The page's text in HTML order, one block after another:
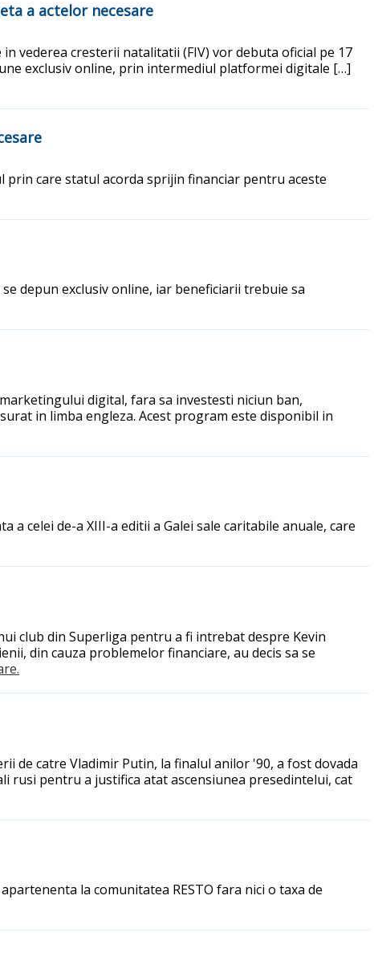
a actelor necesare
vederea cresterii natalitatii (FIV) vor debuta oficial pe 17
exclusiv online, prin intermediul platformei digitale […]
prin care statul acorda sprijin financiar pentru aceste
depun exclusiv online, iar beneficiarii trebuie sa
digital, fara sa investesti niciun ban,
in limba engleza. Acest program este disponibil in
celei de-a XIII-a editii a Galei sale caritabile anuale, care
club din Superliga pentru a fi intrebat despre Kevin
din cauza problemelor financiare, au decis sa se
de catre Vladimir Putin, la finalul anilor '90, a fost dovada
rusi pentru a justifica atat ascensiunea presedintelui, cat
la comunitatea RESTO fara nici o taxa de